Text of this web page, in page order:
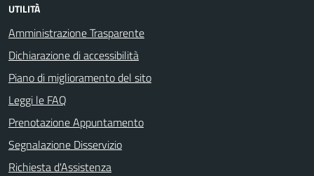
UTILITÀ
Amministrazione Trasparente
Dichiarazione di accessibilità
Piano di miglioramento del sito
Leggi le FAQ
Prenotazione Appuntamento
Segnalazione Disservizio
Richiesta d'Assistenza